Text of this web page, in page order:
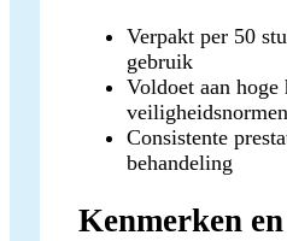
Verpakt per 50
gebruik
Voldoet aan hoge
veiligheidsnormen
Consistente
behandeling
Kenmerken